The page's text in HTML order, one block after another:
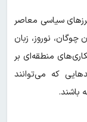
سیاسی معاصر
نوروز، زبان
منطقه‌ای بر
که می‌توانند
باشند.